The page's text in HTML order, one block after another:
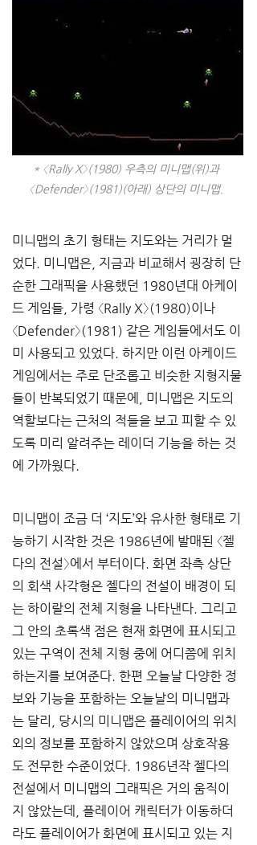
* 〈Rally X〉(1980) 우측의 미니맵(위)과
〈Defender〉(1981)(아래) 상단의 미니맵.
미니맵의 초기 형태는 지도와는 거리가 멀
었다. 미니맵은, 지금과 비교해서 굉장히 단
순한 그래픽을 사용했던 1980년대 아케이
드 게임들, 가령 〈Rally X〉(1980)이나
〈Defender〉(1981) 같은 게임들에서도 이
미 사용되고 있었다. 하지만 이런 아케이드
게임에서는 주로 단조롭고 비슷한 지형지물
들이 반복되었기 때문에, 미니맵은 지도의
역할보다는 근처의 적들을 보고 피할 수 있
도록 미리 알려주는 레이더 기능을 하는 것
에 가까웠다.
미니맵이 조금 더 ‘지도’와 유사한 형태로 기
능하기 시작한 것은 1986년에 발매된 〈젤
다의 전설〉에서 부터이다. 화면 좌측 상단
의 회색 사각형은 젤다의 전설이 배경이 되
는 하이랄의 전체 지형을 나타낸다. 그리고
그 안의 초록색 점은 현재 화면에 표시되고
있는 구역이 전체 지형 중에 어디쯤에 위치
하는지를 보여준다. 한편 오늘날 다양한 정
보와 기능을 포함하는 오늘날의 미니맵과
는 달리, 당시의 미니맵은 플레이어의 위치
외의 정보를 포함하지 않았으며 상호작용
도 전무한 수준이었다. 1986년작 젤다의
전설에서 미니맵의 그래픽은 거의 움직이
지 않았는데, 플레이어 캐릭터가 이동하더
라도 플레이어가 화면에 표시되고 있는 지